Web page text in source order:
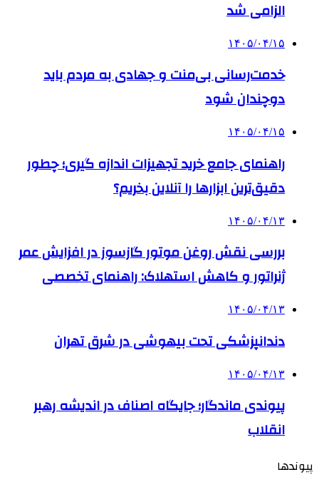
الزامی شد
۱۴۰۵/۰۴/۱۵
خدمت‌رسانی بی‌منت و جهادی به مردم باید
دوچندان شود
۱۴۰۵/۰۴/۱۵
راهنمای جامع خرید تجهیزات اندازه گیری؛ چطور
دقیق‌ترین ابزارها را آنلاین بخریم؟
۱۴۰۵/۰۴/۱۳
بررسی نقش روغن موتور گازسوز در افزایش عمر
ژنراتور و کاهش استهلاک: راهنمای تخصصی
۱۴۰۵/۰۴/۱۳
دندانپزشکی تحت بیهوشی در شرق تهران
۱۴۰۵/۰۴/۱۳
پیوندی ماندگار؛ جایگاه اصناف در اندیشه رهبر
انقلاب
پیوندها